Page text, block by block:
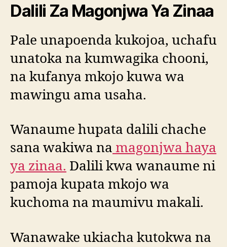
Dalili Za Magonjwa Ya Zinaa
Pale unapoenda kukojoa, uchafu
unatoka na kumwagika chooni,
na kufanya mkojo kuwa wa
mawingu ama usaha.
Wanaume hupata dalili chache
sana wakiwa na magonjwa haya
ya zinaa. Dalili kwa wanaume ni
pamoja kupata mkojo wa
kuchoma na maumivu makali.
Wanawake ukiacha kutokwa na